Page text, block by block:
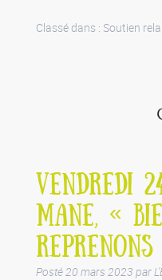
Classé dans : Soutien
VENDREDI
MANE, «
Posté20 mars 2023 par